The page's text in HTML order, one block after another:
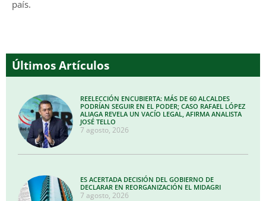
país.
Últimos Artículos
REELECCIÓN ENCUBIERTA: MÁS DE 60 ALCALDES
PODRÍAN SEGUIR EN EL PODER; CASO RAFAEL LÓPEZ
ALIAGA REVELA UN VACÍO LEGAL, AFIRMA ANALISTA
JOSÉ TELLO
7 agosto, 2026
ES ACERTADA DECISIÓN DEL GOBIERNO DE
DECLARAR EN REORGANIZACIÓN EL MIDAGRI
7 agosto, 2026